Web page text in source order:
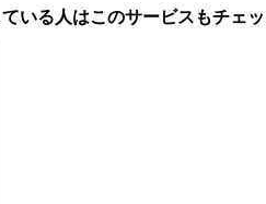
いる人はこのサービスもチェ